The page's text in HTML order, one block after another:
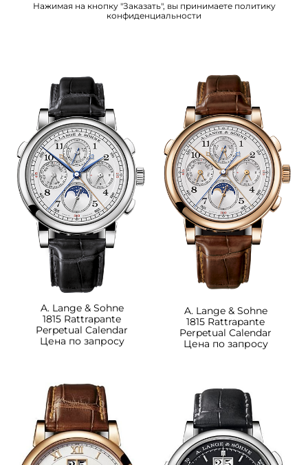
A. Lange & Sohne
1815 Rattrapante
Perpetual Calendar
Цена по запросу
A. Lange & Sohne
1815 Rattrapante
Perpetual Calendar
Цена по запросу
Нажимая на кнопку "Заказать", вы принимаете политику
конфиденциальности